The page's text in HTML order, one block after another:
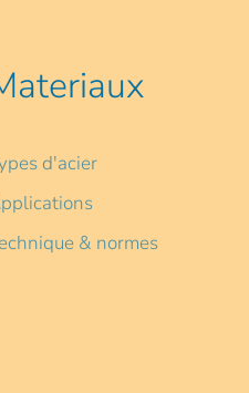
d'acier
& normes